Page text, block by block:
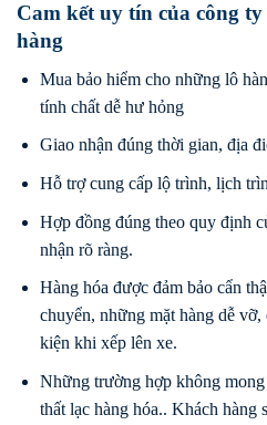
Cam kết uy tín của công
hàng
Mua bảo hiểm cho những lô
tính chất dễ hư hỏng
Giao nhận đúng thời gian, địa
Hỗ trợ cung cấp lộ trình, lịch
Hợp đồng đúng theo quy định
nhận rõ ràng.
Hàng hóa được đảm bảo cẩn
chuyển, những mặt hàng dễ
kiện khi xếp lên xe.
Những trường hợp không
thất lạc hàng hóa.. Khách hàng